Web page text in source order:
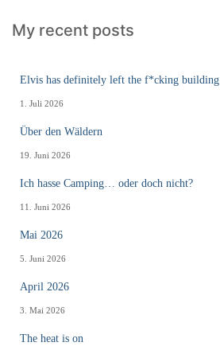
My recent posts
Elvis has definitely left the f*cking building
1. Juli 2026
Über den Wäldern
19. Juni 2026
Ich hasse Camping… oder doch nicht?
11. Juni 2026
Mai 2026
5. Juni 2026
April 2026
3. Mai 2026
The heat is on